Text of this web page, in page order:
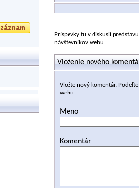
Príspevky tu v diskusii
návštevníkov webu
Vloženie nového
Vložte nový komentár.
webu.
Meno
Komentár